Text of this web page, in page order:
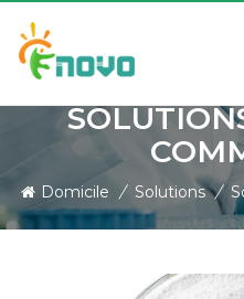
Domicile / Solutions /